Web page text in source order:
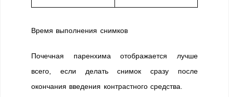
Время выполнения снимков
Почечная паренхима отображается лучше
всего, если делать снимок сразу после
окончания введения контрастного средства.